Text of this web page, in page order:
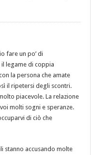
fare un po’ di
legame di coppia
la persona che amate
il ripetersi degli scontri.
piacevole. La relazione
molti sogni e speranze.
di ciò che
stanno accusando molte